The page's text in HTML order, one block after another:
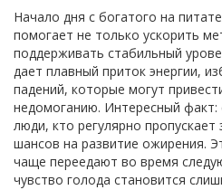
Начало дня с богатого на
помогает не только ускорить
поддерживать стабильный
дает плавный приток энергии,
падений, которые могут
недомоганию. Интересный факт:
люди, кто регулярно
шансов на развитие ожирения.
чаще переедают во время
чувство голода становится